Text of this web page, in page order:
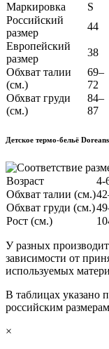
Маркировка S
Российский
размер
44
Европейский
размер
38
Обхват талии
(см.)
69–
72
Обхват груди
(см.)
84–
87
Детское термо-бельё
Возраст 4-
Обхват талии (см.)
Обхват груди (см.)
Рост (см.)
У разных
зависимости от
используемых
В таблицах указано
российским
×